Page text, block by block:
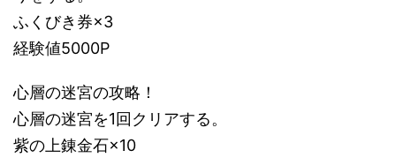
ふくびき券×3
経験値5000P
心層の迷宮の攻略！
心層の迷宮を1回クリアする。
紫の上錬金石×10